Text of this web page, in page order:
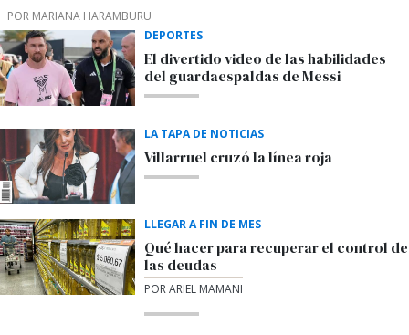
POR MARIANA HARAMBURU
DEPORTES
El divertido video de las habilidades
del guardaespaldas de Messi
LA TAPA DE NOTICIAS
Villarruel cruzó la línea roja
LLEGAR A FIN DE MES
Qué hacer para recuperar el control de
las deudas
POR ARIEL MAMANI